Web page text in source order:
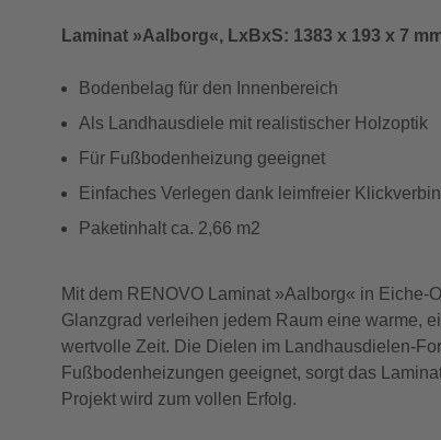
Laminat »Aalborg«, LxBxS: 1383 x 193 x 7
Bodenbelag für den Innenbereich
Als Landhausdiele mit realistischer Holzoptik
Für Fußbodenheizung geeignet
Einfaches Verlegen dank leimfreier
Paketinhalt ca. 2,66 m2
Mit dem RENOVO Laminat »Aalborg« in Eiche-
Glanzgrad verleihen jedem Raum eine warme,
wertvolle Zeit. Die Dielen im Landhausdielen-
Fußbodenheizungen geeignet, sorgt das
Projekt wird zum vollen Erfolg.